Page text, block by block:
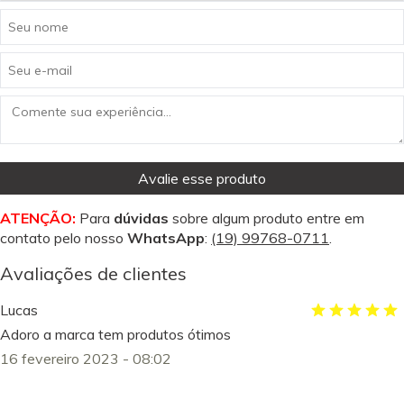
Avalie esse produto
ATENÇÃO: Para dúvidas sobre algum produto entre em
contato pelo nosso WhatsApp: (19) 99768-0711.
Avaliações de clientes
Lucas
Adoro a marca tem produtos ótimos
16 fevereiro 2023 - 08:02